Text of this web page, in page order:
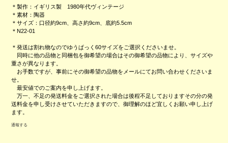
＊製作：イギリス製 1980年代ヴィンテージ
＊素材：陶器
＊サイズ：口径約9cm、高さ約9cm、底約5.5cm
＊N22-01
＊発送は割れ物なのでゆうぱっく60サイズをご選択くださいませ。
同時に他の品物と同梱包を御希望の場合はその御希望の品物により、サイズや
重さが異なります。
お手数ですが、事前にその御希望の品物をメールにてお問い合わせくださいま
せ。
最安値でのご案内を申し上げます。
万一、不足の発送料金をご選択された場合は後程不足しておりますその分の発
送料金を申し受けさせていただきますので、御理解のほど宜しくお願い申し上げ
ます。
通報する